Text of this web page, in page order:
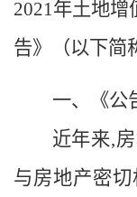
2021年土地增
告》（以下简
一、《公
近年来,
与房地产密